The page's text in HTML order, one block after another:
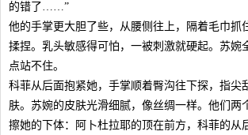
的错了……”
他的手掌更大胆了些，从腰侧往上，隔着毛巾抓
揉捏。乳头敏感得可怕，一被刺激就硬起。苏婉
点站不住。
科菲从后面抱紧她，手掌顺着臀沟往下探，指尖
肤。苏婉的皮肤光滑细腻，像丝绸一样。他们两
擦她的下体：阿卜杜拉耶的顶在前方，科菲的从